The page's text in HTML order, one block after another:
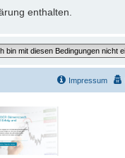
enthalten.
Impressum